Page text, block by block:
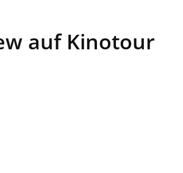
auf Kinotour